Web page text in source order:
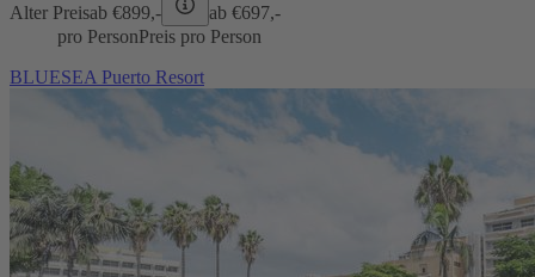
Alter Preisab €899,- ab €697,-
pro PersonPreis pro Person
BLUESEA Puerto Resort